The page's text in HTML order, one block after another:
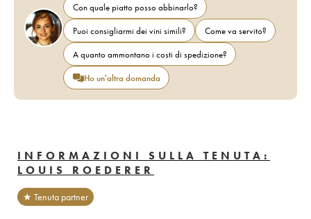
Con quale piatto posso abbinarlo?
Puoi consigliarmi dei vini simili?
Come va servito?
A quanto ammontano i costi di spedizione?
Ho un'altra domanda
INFORMAZIONI SULLA TENUTA:
LOUIS ROEDERER
★ Tenuta partner